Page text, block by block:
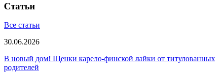
Статьи
Все статьи
30.06.2026
В новый дом! Щенки карело-финской лайки от титулованных
родителей